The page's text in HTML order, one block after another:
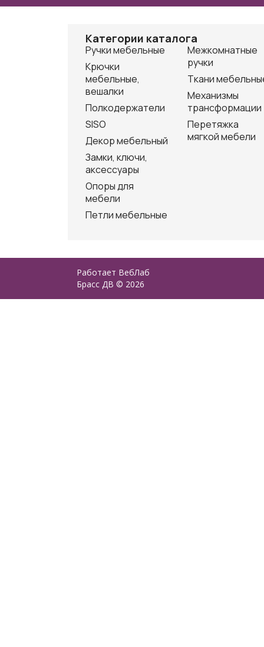
Категории каталога
Ручки мебельные
Крючки
мебельные,
вешалки
Полкодержатели
SISO
Декор мебельный
Замки, ключи,
аксессуары
Опоры для
мебели
Петли мебельные
Межкомнатные
ручки
Ткани
Механизмы
трансформации
Перетяжка
мягкой мебели
Работает ВебЛаб
Брасс ДВ © 2026